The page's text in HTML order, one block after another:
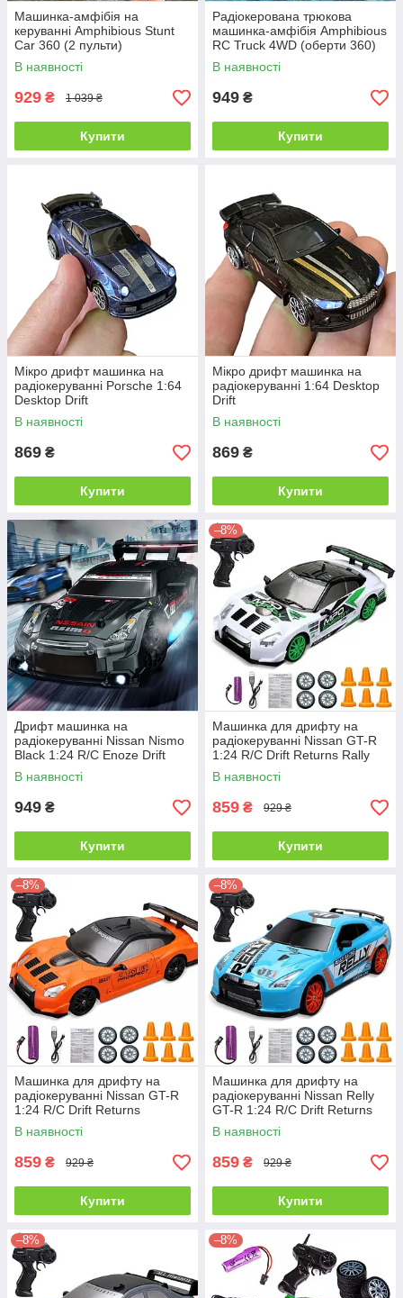
Машинка-амфібія на
керуванні Amphibious Stunt
Car 360 (2 пульти)
В наявності
929 ₴ 1 039 ₴
Купити
Радіокерована трюкова
машинка-амфібія Amphibious
RC Truck 4WD (оберти 360)
В наявності
949 ₴
Купити
Мікро дрифт машинка на
радіокеруванні Porsche 1:64
Desktop Drift
В наявності
869 ₴
Купити
Мікро дрифт машинка на
радіокеруванні 1:64 Desktop
Drift
В наявності
869 ₴
Купити
Дрифт машинка на
радіокеруванні Nissan Nismo
Black 1:24 R/C Enoze Drift
Racing
В наявності
949 ₴
Купити
–8%
Машинка для дрифту на
радіокеруванні Nissan GT-R
1:24 R/C Drift Returns Rally
В наявності
859 ₴ 929 ₴
Купити
–8%
Машинка для дрифту на
радіокеруванні Nissan GT-R
1:24 R/C Drift Returns
В наявності
859 ₴ 929 ₴
Купити
–8%
Машинка для дрифту на
радіокеруванні Nissan Relly
GT-R 1:24 R/C Drift Returns
Rally
В наявності
859 ₴ 929 ₴
Купити
–8% –8%